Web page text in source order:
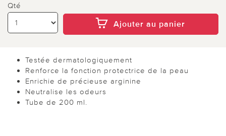
Qté
Ajouter au panier
Testée dermatologiquement
Renforce la fonction protectrice de la peau
Enrichie de précieuse arginine
Neutralise les odeurs
Tube de 200 ml.